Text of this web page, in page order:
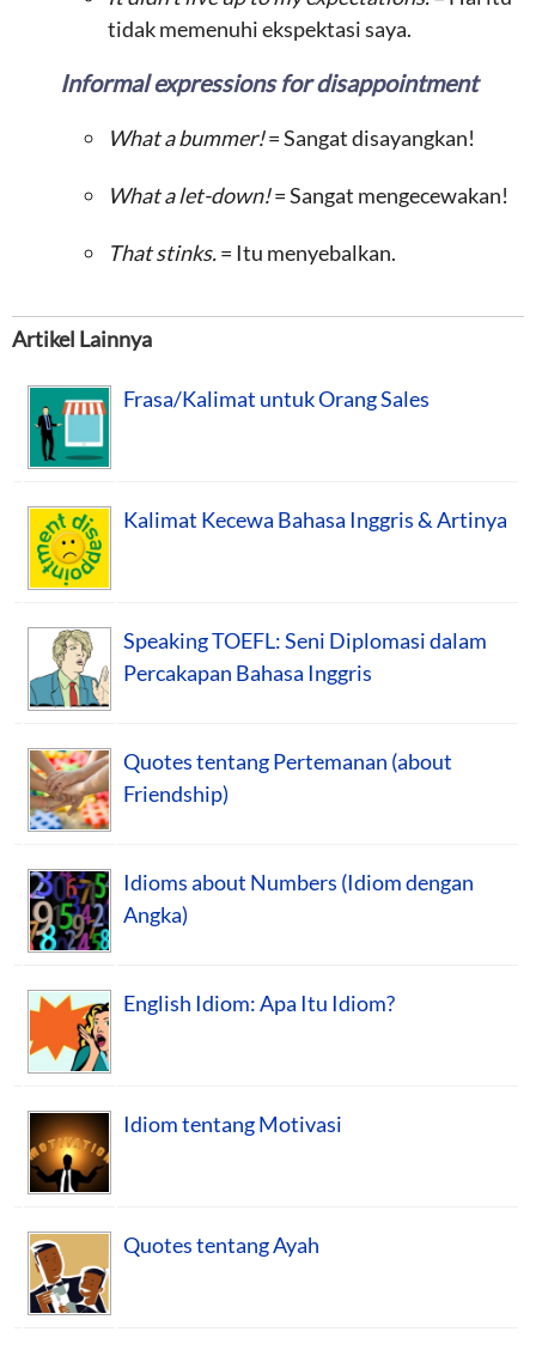
tidak memenuhi ekspektasi saya.
Informal expressions for disappointment
What a bummer!= Sangat disayangkan!
What a let-down!= Sangat mengecewakan!
That stinks.= Itu menyebalkan.
Artikel Lainnya
Frasa/Kalimat untuk Orang Sales
Kalimat Kecewa Bahasa Inggris & Artinya
Speaking TOEFL: Seni Diplomasi dalam
Percakapan Bahasa Inggris
Quotes tentang Pertemanan (about
Friendship)
Idioms about Numbers (Idiom dengan
Angka)
English Idiom: Apa Itu Idiom?
Idiom tentang Motivasi
Quotes tentang Ayah